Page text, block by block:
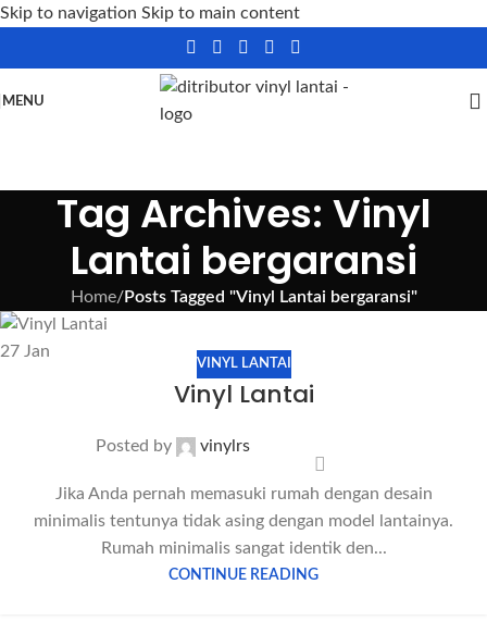
Skip to navigation Skip to main content
MENU
Tag Archives: Vinyl
Lantai bergaransi
Home/Posts Tagged "Vinyl Lantai bergaransi"
27 Jan
VINYL LANTAI
Vinyl Lantai
Posted by vinylrs
Jika Anda pernah memasuki rumah dengan desain
minimalis tentunya tidak asing dengan model lantainya.
Rumah minimalis sangat identik den...
CONTINUE READING